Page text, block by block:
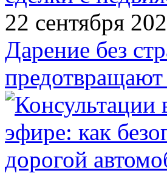
22 сентября
Дарение без